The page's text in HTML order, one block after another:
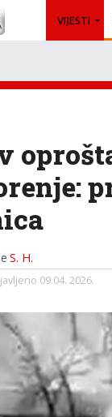
VIJESTI
S. H.
09.04. 2026.